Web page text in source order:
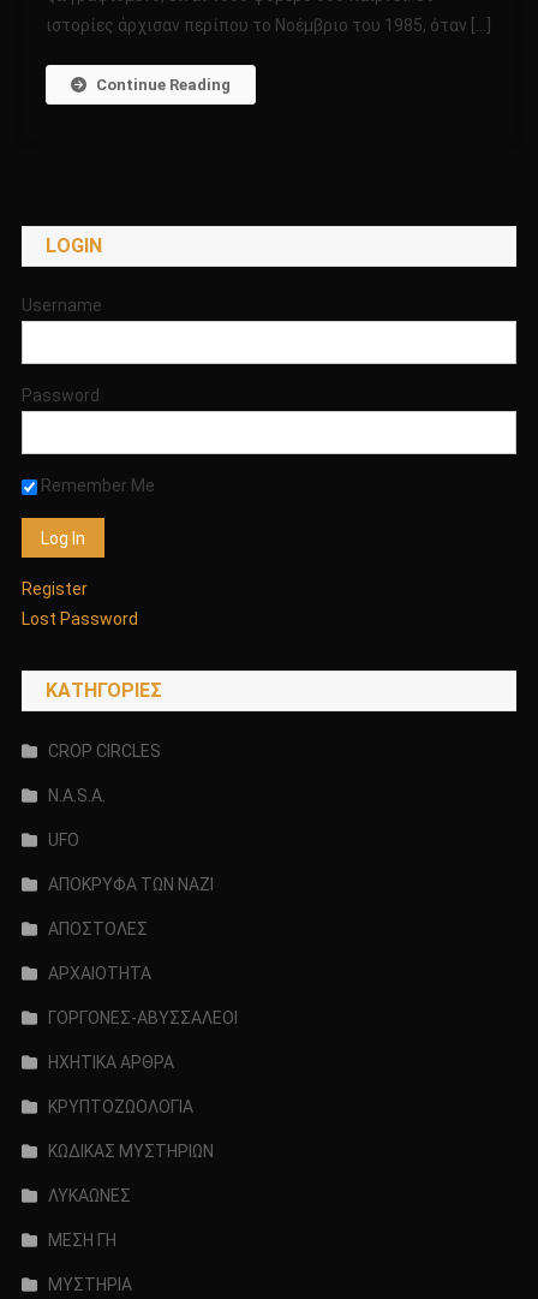
ΠΥΡΚΑΓΕΣ!!!!
ιστορίες άρχισαν περίπου το Νοέμβριο του 1985, όταν […]
Continue Reading
LOGIN
Username
Password
Remember Me
Register
Lost Password
KΑΤΗΓΟΡΊΕΣ
CROP CIRCLES
N.A.S.A.
UFO
ΑΠΟΚΡΥΦΑ ΤΩΝ ΝΑΖΙ
ΑΠΟΣΤΟΛΕΣ
ΑΡΧΑΙΟΤΗΤΑ
ΓΟΡΓΟΝΕΣ-ΑΒΥΣΣΑΛΕΟΙ
ΗΧΗΤΙΚΑ ΑΡΘΡΑ
ΚΡΥΠΤΟΖΩΟΛΟΓΙΑ
ΚΩΔΙΚΑΣ ΜΥΣΤΗΡΙΩΝ
ΛΥΚΑΩΝΕΣ
ΜΕΣΗ ΓΗ
ΜΥΣΤΗΡΙΑ